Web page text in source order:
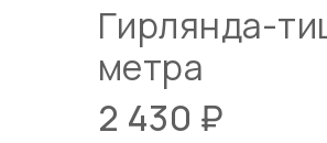
Гирлянда-
метра
2 430 ₽